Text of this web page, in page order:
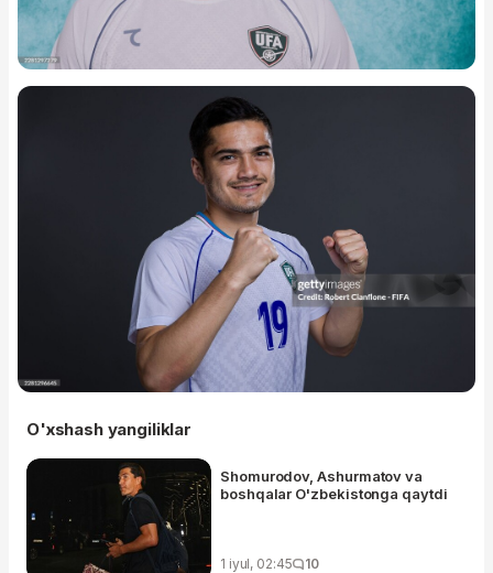
O'xshash yangiliklar
Shomurodov, Ashurmatov va
boshqalar O'zbekistonga qaytdi
1 iyul, 02:45 10